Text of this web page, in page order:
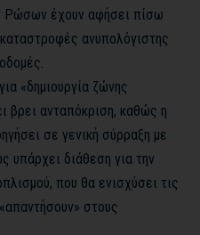
Ρώσων έχουν αφήσει πίσω
ανυπολόγιστης
«δημιουργία ζώνης
βρει ανταπόκριση, καθώς η
σε γενική σύρραξη με
διάθεση για την
που θα ενισχύσει τις
στους